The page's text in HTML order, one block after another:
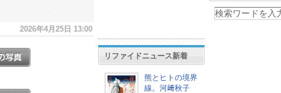
2026年4月25日 13:00
リファイドニュース新着
熊とヒトの境界
線。河﨑秋子